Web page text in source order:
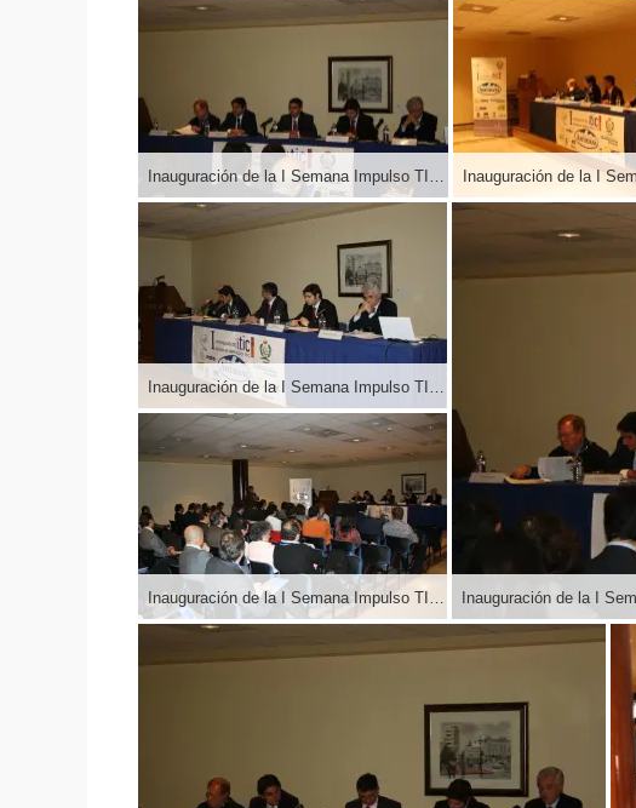
Inauguración de la I Semana Impulso TIC 2011 en el Auditorio Príncipe Felipe de Oviedo
Inauguración de la I Semana Impulso TIC 2011 en el Auditorio Príncipe Felipe de Oviedo
Inauguración de la I Semana Impulso TIC 2011 en el Auditorio Príncipe Felipe de Oviedo